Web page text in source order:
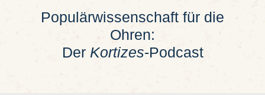
Populärwissenschaft für die
Ohren:
Der Kortizes-Podcast